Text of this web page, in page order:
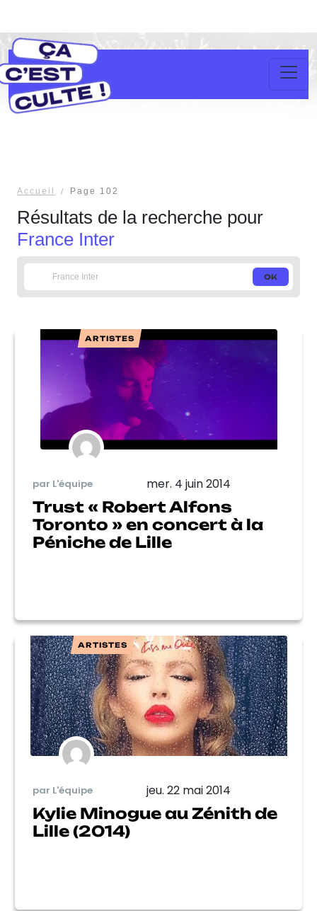
Accueil Page 102
Résultats de la recherche pour
France Inter
ARTISTES
par L'équipe mer. 4 juin 2014
Trust « Robert Alfons
Toronto » en concert à la
Péniche de Lille
ARTISTES
par L'équipe jeu. 22 mai 2014
Kylie Minogue au Zénith de
Lille (2014)